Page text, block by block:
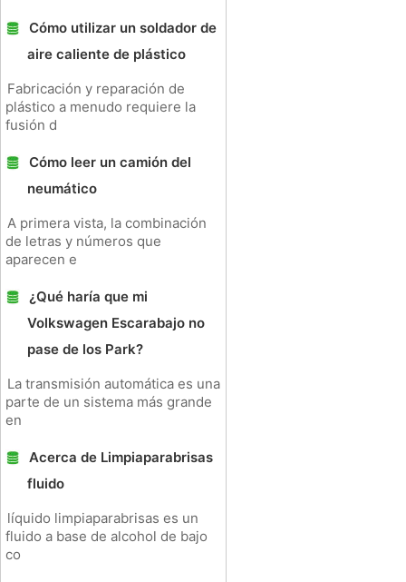
Cómo utilizar un soldador de
aire caliente de plástico
Fabricación y reparación de
plástico a menudo requiere la
fusión d
Cómo leer un camión del
neumático
A primera vista, la combinación
de letras y números que
aparecen e
¿Qué haría que mi
Volkswagen Escarabajo no
pase de los Park?
La transmisión automática es una
parte de un sistema más grande
en
Acerca de Limpiaparabrisas
fluido
líquido limpiaparabrisas es un
fluido a base de alcohol de bajo
co